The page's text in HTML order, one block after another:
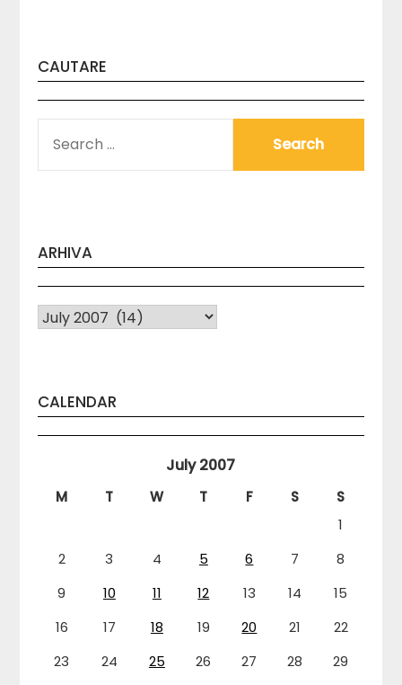
CAUTARE
FOR:
ARHIVA
Arhiva
CALENDAR
July 2007
M T W T F S
S
1
2
3 4 5 6 7
8
9
10 11 12 13 14
15
16
17 18 19 20 21
22
23
24 25 26 27 28
29